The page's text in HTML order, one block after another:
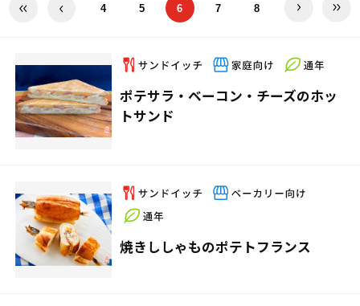
4 5 6 7 8
ポテサラ・ベーコン・チーズのホッ
トサンド
焼きししゃものポテトフランス